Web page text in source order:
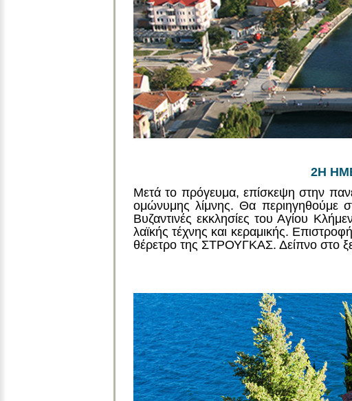
2Η
Μετά το πρόγευμα, επίσκεψη στην
ομώνυμης λίμνης. Θα περιηγηθούμε
Βυζαντινές εκκλησίες του Αγίου
λαϊκής τέχνης και κεραμικής.
θέρετρο της ΣΤΡΟΥΓΚΑΣ. Δείπνο στο